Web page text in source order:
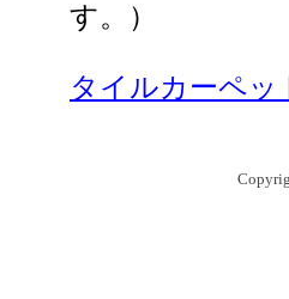
す。）
タイルカーペ